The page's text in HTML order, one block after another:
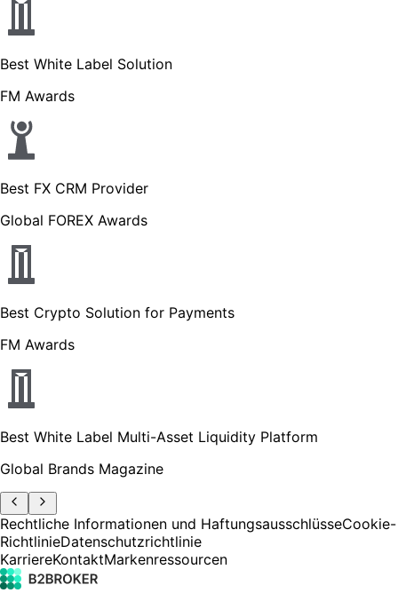
Best White Label Solution
FM Awards
Best FX CRM Provider
Global FOREX Awards
Best Crypto Solution for Payments
FM Awards
Best White Label Multi-Asset Liquidity Platform
Global Brands Magazine
Rechtliche Informationen und HaftungsausschlüsseCookie-
RichtlinieDatenschutzrichtlinie
KarriereKontaktMarkenressourcen